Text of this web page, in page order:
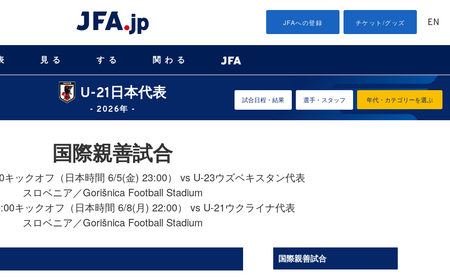
JFAへの登録 チケット/グッズ EN
見る する 関わる
U-21日本代表
- 2026年 -
年代・カテゴリーを選ぶ
試合日程・結果 選手・スタッフ
国際親善試合
ックオフ（日本時間 6/5(金) 23:00） vs U-23ウズベキスタン代表
スロベニア／Gorišnica Football Stadium
キックオフ（日本時間 6/8(月) 22:00） vs U-21ウクライナ代表
スロベニア／Gorišnica Football Stadium
国際親善試合